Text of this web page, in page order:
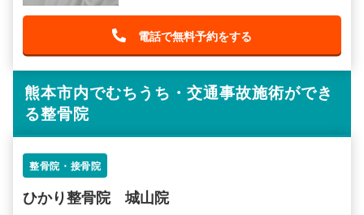
電話で無料予約をする
熊本市内でむちうち・交通事故施術ができ
る整骨院
整骨院・接骨院
ひかり整骨院 城山院